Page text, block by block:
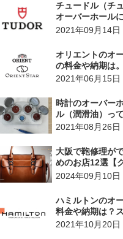
チュードル（チ
オーバーホール
サービスと腕時
どっち？
2021年09月14日
オリエントのオ
の料金や納期は
ーエプソンと修
2021年06月15日
時計のオーバー
ル（潤滑油）っ
使ってるの？
2021年08月26日
大阪で鞄修理が
めのお店12選【
カーズ調査・
2024年09月10日
ハミルトンのオ
料金や納期は？
ループジャパン
2021年10月20日